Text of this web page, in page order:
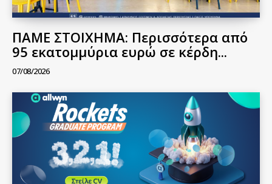
ΠΑΜΕ ΣΤΟΙΧΗΜΑ: Περισσότερα από
95 εκατομμύρια ευρώ σε κέρδη...
07/08/2026